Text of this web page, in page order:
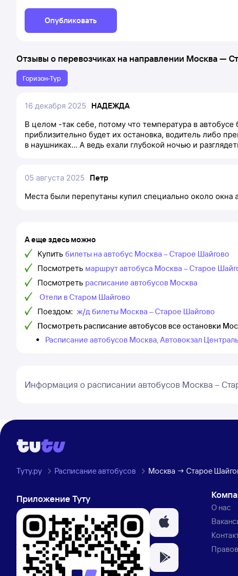
Опубликовать
Отзывы о перевозчиках на направлении Москва—
Горизон-Тур
16 декабря 2025
НАДЕЖДА
В целом -так себе, потому что температура в
приблизительно будет их остановка, водитель либо
в наушниках... А ведь ехали глубокой ночью и
05 августа 2025
Петр
Места были перепутаны купил специально около окна
А еще здесь можно
Купить билеты на автобус Москва – Старое Шайгово
Посмотреть маршрут автобуса Москва – Старое
Посмотреть расписание автобусов Москва
Отели в Старом Шайгово
Поездом: ж/д билеты Москва – Старое Шайгово
Посмотреть расписание автобусов все остановки
Расписание автобусов Москва, Автовокзал
Информация о расписании автобусов Москва –
Туту.ру Расписание автобусов Москва → Старое
Приложение Туту
О нас